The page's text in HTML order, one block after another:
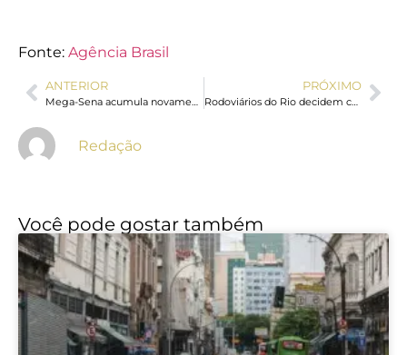
Fonte: Agência Brasil
ANTERIOR
Mega-Sena acumula novamente e prêmio principal vai para R$ 45 milhões
PRÓXIMO
Rodoviários do Rio decidem continuar em estado de greve até amanhã
Redação
Você pode gostar também